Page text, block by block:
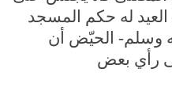
له حكم المسجد
وسلم- الحيّض أن
رأي بعض